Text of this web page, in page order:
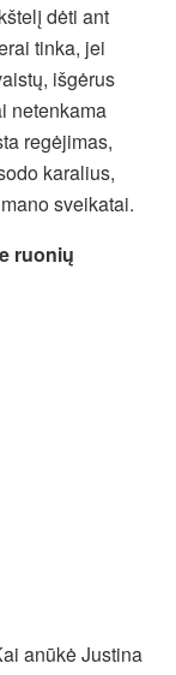
dėti ant
tinka, jei
išgėrus
netenkama
regėjimas,
karalius,
sveikatai.
ruonių
anūkė Justina